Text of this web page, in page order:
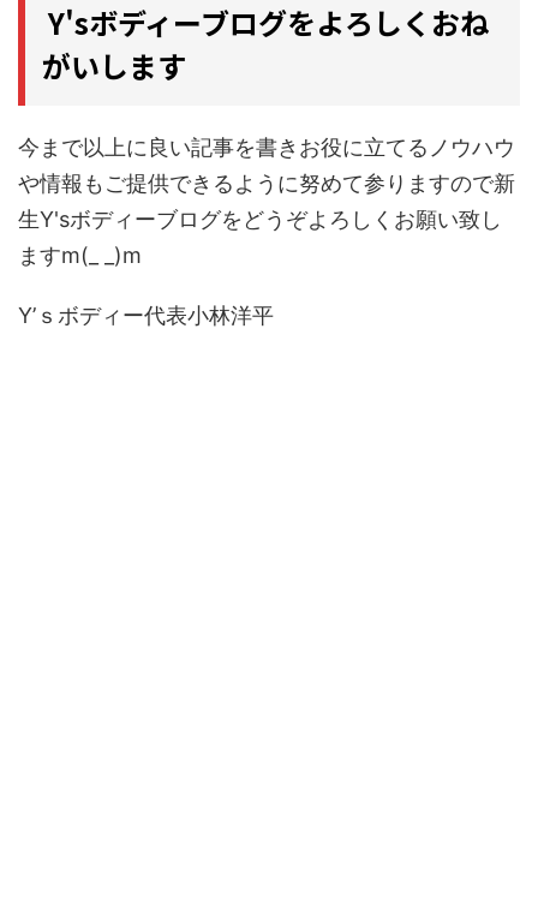
Y'sボディーブログをよろしくおね
がいします
今まで以上に良い記事を書きお役に立てるノウハウ
や情報もご提供できるように努めて参りますので新
生Y'sボディーブログをどうぞよろしくお願い致し
ますm(_ _)m
Y’ｓボディー代表小林洋平